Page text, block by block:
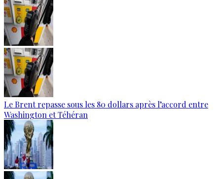
Le Brent repasse sous les 80 dollars après l’accord entre
Washington et Téhéran